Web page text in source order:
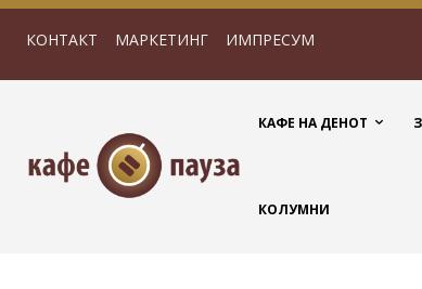
КОНТАКТ МАРКЕТИНГ ИМПРЕСУМ
КАФЕ НА ДЕНОТ
КОЛУМНИ